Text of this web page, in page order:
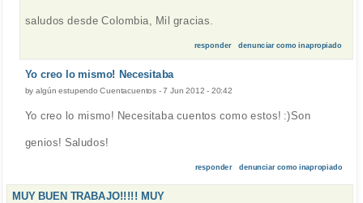
saludos desde Colombia, Mil gracias.
responder denunciar como inapropiado
Yo creo lo mismo! Necesitaba
byalgún estupendo Cuentacuentos -7 Jun 2012 - 20:42
Yo creo lo mismo! Necesitaba cuentos como estos! :)Son
genios! Saludos!
responder denunciar como inapropiado
MUY BUEN TRABAJO!!!!! MUY